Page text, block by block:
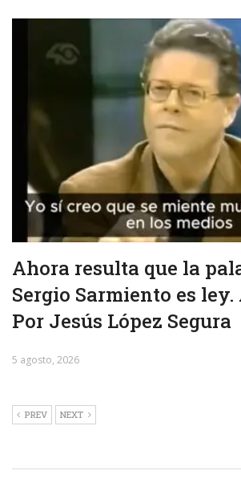
Ahora resulta que la
Sergio Sarmiento es ley.
Por Jesús López Segura
5 agosto, 2026
PREV NEXT